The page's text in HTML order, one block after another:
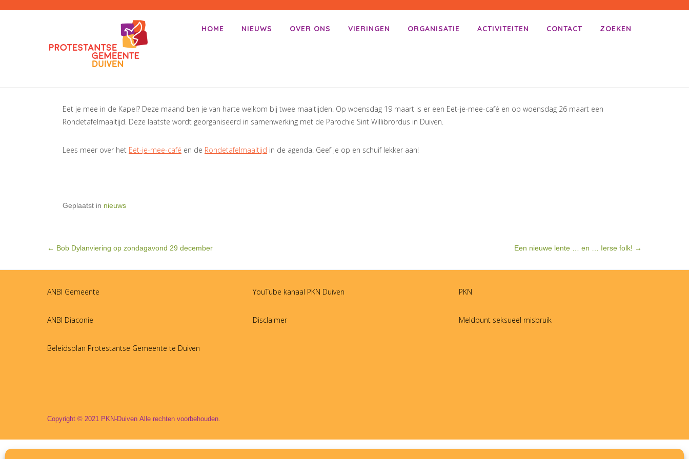
Primair menu
Spring naar inhoud
HOME NIEUWS OVER ONS VIERINGEN ORGANISATIE ACTIVITEITEN CONTACT ZOEKEN
Eet je mee in de Kapel? Deze maand ben je van harte welkom bij twee maaltijden. Op woensdag 19 maart is er een Eet-je-mee-café en op woensdag 26 maart een
Rondetafelmaaltijd. Deze laatste wordt georganiseerd in samenwerking met de Parochie Sint Willibrordus in Duiven.
Lees meer over het Eet-je-mee-café en de Rondetafelmaaltijd in de agenda. Geef je op en schuif lekker aan!
Geplaatst in nieuws
BERICHTNAVIGATIE
← Bob Dylanviering op zondagavond 29 december Een nieuwe lente … en … Ierse folk! →
ANBI Gemeente
ANBI Diaconie
Beleidsplan Protestantse Gemeente te Duiven
YouTube kanaal PKN Duiven
Disclaimer
PKN
Meldpunt seksueel misbruik
Copyright © 2021 PKN-Duiven Alle rechten voorbehouden.